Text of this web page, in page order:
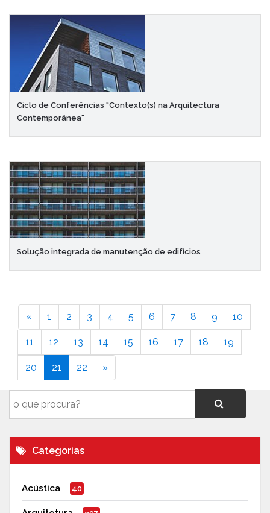
Ciclo de Conferências “Contexto(s) na Arquitectura
Contemporânea"
Solução integrada de manutenção de edifícios
« 1 2 3 4 5 6 7 8 9 10
11 12 13 14 15 16 17 18 19
20 21 22 »
Categorias
Acústica 40